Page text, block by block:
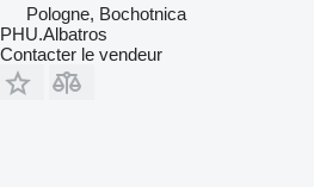
Pologne, Bochotnica
PHU.Albatros
Contacter le vendeur